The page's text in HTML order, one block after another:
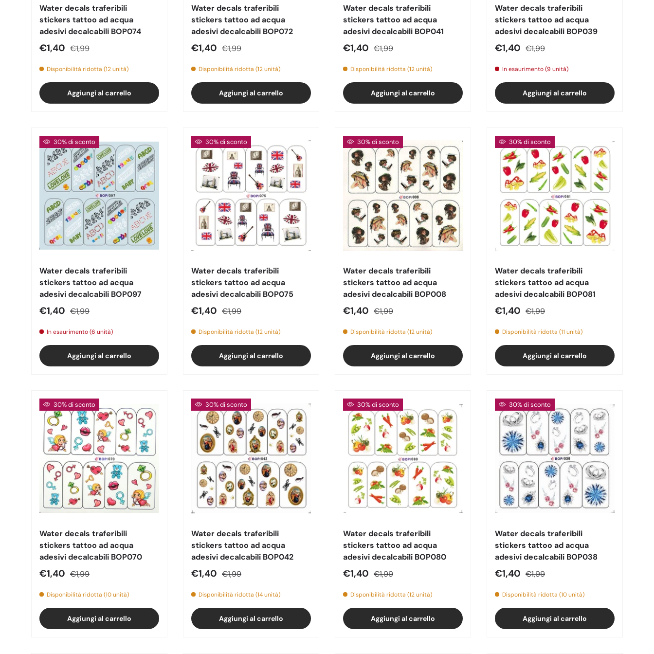
Water decals traferibili
stickers tattoo ad acqua
adesivi decalcabili BOP074
Prezzo di vendita
€1,40 Prezzo normale
€1,99
Disponibilità ridotta (12 unità)
Aggiungi al carrello
Water decals traferibili
stickers tattoo ad acqua
adesivi decalcabili BOP072
Prezzo di vendita
€1,40 Prezzo normale
€1,99
Disponibilità ridotta (12 unità)
Aggiungi al carrello
Water decals traferibili
stickers tattoo ad acqua
adesivi decalcabili BOP041
Prezzo di vendita
€1,40 Prezzo normale
€1,99
Disponibilità ridotta (12 unità)
Aggiungi al carrello
Water decals traferibili
stickers tattoo ad acqua
adesivi decalcabili BOP039
Prezzo di vendita
€1,40 Prezzo normale
€1,99
In esaurimento (9 unità)
Aggiungi al carrello
30% di sconto
Water decals traferibili
stickers tattoo ad acqua
adesivi decalcabili BOP097
Prezzo di vendita
€1,40 Prezzo normale
€1,99
In esaurimento (6 unità)
Aggiungi al carrello
30% di sconto
Water decals traferibili
stickers tattoo ad acqua
adesivi decalcabili BOP075
Prezzo di vendita
€1,40 Prezzo normale
€1,99
Disponibilità ridotta (12 unità)
Aggiungi al carrello
30% di sconto
Water decals traferibili
stickers tattoo ad acqua
adesivi decalcabili BOP008
Prezzo di vendita
€1,40 Prezzo normale
€1,99
Disponibilità ridotta (12 unità)
Aggiungi al carrello
30% di sconto
Water decals traferibili
stickers tattoo ad acqua
adesivi decalcabili BOP081
Prezzo di vendita
€1,40 Prezzo normale
€1,99
Disponibilità ridotta (11 unità)
Aggiungi al carrello
30% di sconto
Water decals traferibili
stickers tattoo ad acqua
adesivi decalcabili BOP070
Prezzo di vendita
€1,40 Prezzo normale
€1,99
Disponibilità ridotta (10 unità)
Aggiungi al carrello
30% di sconto
Water decals traferibili
stickers tattoo ad acqua
adesivi decalcabili BOP042
Prezzo di vendita
€1,40 Prezzo normale
€1,99
Disponibilità ridotta (14 unità)
Aggiungi al carrello
30% di sconto
Water decals traferibili
stickers tattoo ad acqua
adesivi decalcabili BOP080
Prezzo di vendita
€1,40 Prezzo normale
€1,99
Disponibilità ridotta (12 unità)
Aggiungi al carrello
30% di sconto
Water decals traferibili
stickers tattoo ad acqua
adesivi decalcabili BOP038
Prezzo di vendita
€1,40 Prezzo normale
€1,99
Disponibilità ridotta (10 unità)
Aggiungi al carrello